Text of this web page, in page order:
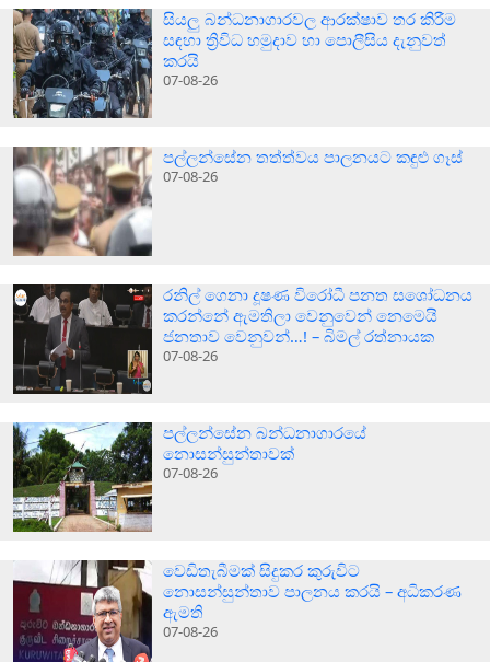
සියලු බන්ධනාගාරවල ආරක්ෂාව තර කිරීම
සඳහා ත්‍රිවිධ හමුදාව හා පොලීසිය දැනුවත්
කරයි
07-08-26
පල්ලන්සේන තත්ත්වය පාලනයට කඳුළු ගෑස්
07-08-26
රනිල් ගෙනා දූෂණ විරෝධී පනත සශෝධනය
කරන්නේ ඇමතිලා වෙනුවෙන් නෙමෙයි
ජනතාව වෙනුවන්…! – බිමල් රත්නායක
07-08-26
පල්ලන්සේන බන්ධනාගාරයේ
නොසන්සුන්තාවක්
07-08-26
වෙඩිතැබීමක් සිදුකර කුරුවිට
නොසන්සුන්තාව පාලනය කරයි – අධිකරණ
ඇමති
07-08-26